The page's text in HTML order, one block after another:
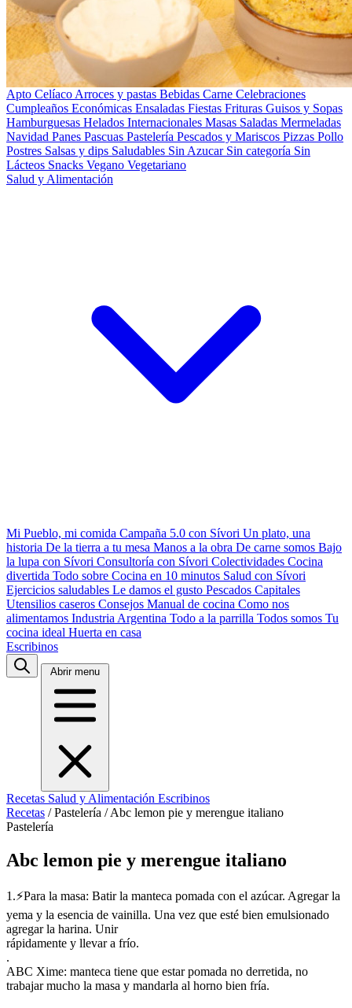
Apto Celíaco Arroces y pastas Bebidas Carne Celebraciones
Cumpleaños Económicas Ensaladas Fiestas Frituras Guisos y Sopas
Hamburguesas Helados Internacionales Masas Saladas Mermeladas
Navidad Panes Pascuas Pastelería Pescados y Mariscos Pizzas Pollo
Postres Salsas y dips Saludables Sin Azucar Sin categoría Sin
Lácteos Snacks Vegano Vegetariano
Salud y Alimentación
Mi Pueblo, mi comida Campaña 5.0 con Sívori Un plato, una
historia De la tierra a tu mesa Manos a la obra De carne somos Bajo
la lupa con Sívori Consultoría con Sívori Colectividades Cocina
divertida Todo sobre Cocina en 10 minutos Salud con Sívori
Ejercicios saludables Le damos el gusto Pescados Capitales
Utensilios caseros Consejos Manual de cocina Como nos
alimentamos Industria Argentina Todo a la parrilla Todos somos Tu
cocina ideal Huerta en casa
Escribinos
Abrir menu
Recetas Salud y Alimentación Escribinos
Recetas / Pastelería / Abc lemon pie y merengue italiano
Pastelería
Abc lemon pie y merengue italiano
1.⚡Para la masa: Batir la manteca pomada con el azúcar. Agregar la
yema y la esencia de vainilla. Una vez que esté bien emulsionado
agregar la harina. Unir
rápidamente y llevar a frío.
.
ABC Xime: manteca tiene que estar pomada no derretida, no
trabajar mucho la masa y mandarla al horno bien fría.